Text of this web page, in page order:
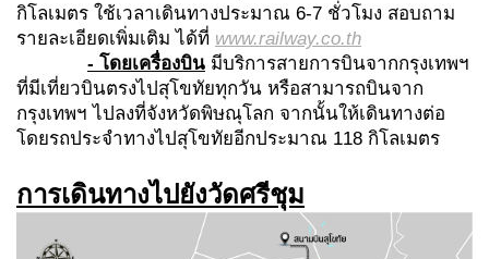
กิโลเมตร ใช้เวลาเดินทางประมาณ 6-7 ชั่วโมง สอบถาม
รายละเอียดเพิ่มเติม ได้ที่ www.railway.co.th
- โดยเครื่องบิน มีบริการสายการบินจากกรุงเทพฯ
ที่มีเที่ยวบินตรงไปสุโขทัยทุกวัน หรือสามารถบินจาก
กรุงเทพฯ ไปลงที่จังหวัดพิษณุโลก จากนั้นให้เดินทางต่อ
โดยรถประจำทางไปสุโขทัยอีกประมาณ 118 กิโลเมตร
การเดินทางไปยังวัดศรีชุม